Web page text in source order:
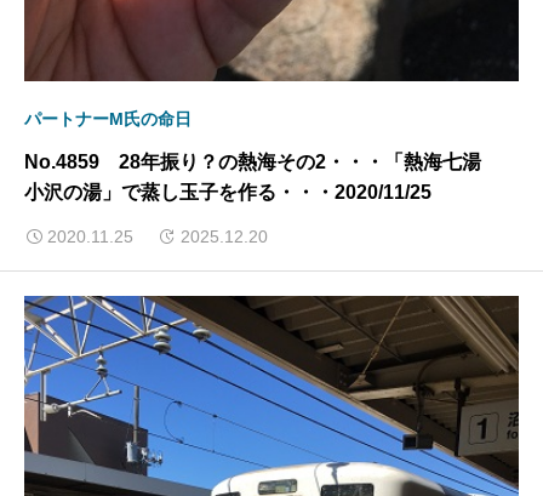
パートナーM氏の命日
No.4859 28年振り？の熱海その2・・・「熱海七湯
小沢の湯」で蒸し玉子を作る・・・2020/11/25
2020.11.25 2025.12.20